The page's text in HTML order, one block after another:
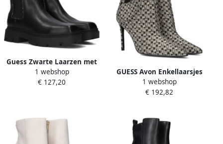
Guess Zwarte Laarzen met
Leren en Stoffen Voering
Black Dames
1 webshop
€ 127,20
GUESS Avon Enkellaarsjes
Enkelboots met rits Dames
Zwart
1 webshop
€ 192,82